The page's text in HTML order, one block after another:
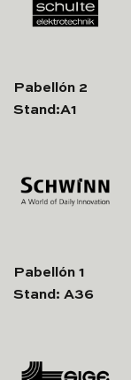
Pabellón 2
Stand:A1
Pabellón 1
Stand: A36